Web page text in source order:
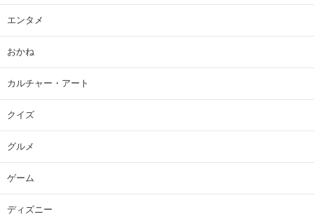
エンタメ
おかね
カルチャー・アート
クイズ
グルメ
ゲーム
ディズニー